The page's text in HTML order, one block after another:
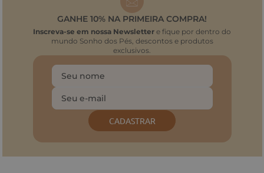
GANHE 10% NA PRIMEIRA COMPRA!
Inscreva-se em nossa Newsletter e fique por dentro do
mundo Sonho dos Pés, descontos e produtos
exclusivos.
CADASTRAR